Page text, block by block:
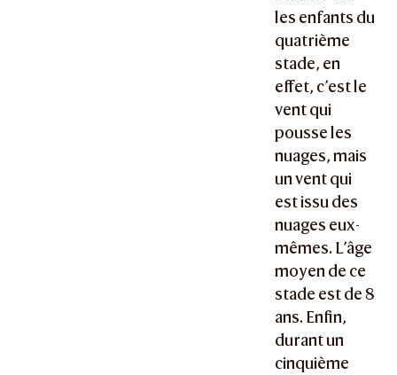
les enfants du
quatrième
stade, en
effet, c’est le
vent qui
pousse les
nuages, mais
un vent qui
est issu des
nuages eux-
mêmes. L’âge
moyen de ce
stade est de 8
ans. Enfin,
durant un
cinquième